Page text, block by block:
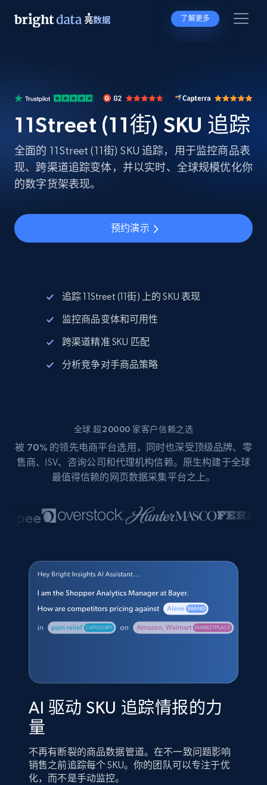
了解更多
11Street (11街) SKU 追踪
全面的 11Street (11街) SKU 追踪，用于监控商品表
现、跨渠道追踪变体，并以实时、全球规模优化你
的数字货架表现。
预约演示
追踪 11Street (11街) 上的 SKU 表现
监控商品变体和可用性
跨渠道精准 SKU 匹配
分析竞争对手商品策略
全球 超20000 家客户信赖之选
被 70% 的领先电商平台选用，同时也深受顶级品牌、零
售商、ISV、咨询公司和代理机构信赖。原生构建于全球
最值得信赖的网页数据采集平台之上。
AI 驱动 SKU 追踪情报的力
量
不再有断裂的商品数据管道。在不一致问题影响
销售之前追踪每个 SKU。你的团队可以专注于优
化，而不是手动监控。